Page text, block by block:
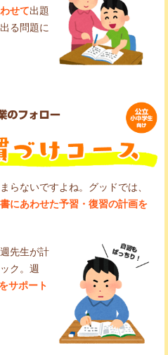
せて出題
る問題に
らないですよね。グッドでは、
にあわせた予習・復習の計画を
先生が計
ク。週
サポート